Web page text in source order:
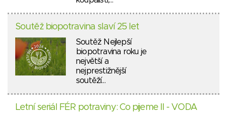
Soutěž biopotravina slaví 25 let
Soutěž Nejlepší
biopotravina roku je
největší a
nejprestižnější
soutěží…
Letní seriál FÉR potraviny: Co pijeme II - VODA